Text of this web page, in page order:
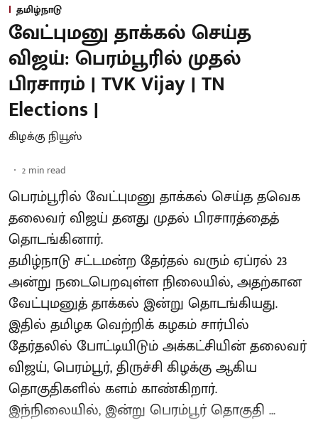
தமிழ்நாடு
வேட்புமனு தாக்கல் செய்த
விஜய்: பெரம்பூரில் முதல்
பிரசாரம் | TVK Vijay | TN
Elections |
கிழக்கு நியூஸ்
2 min read
பெரம்பூரில் வேட்புமனு தாக்கல் செய்த தவெக
தலைவர் விஜய் தனது முதல் பிரசாரத்தைத்
தொடங்கினார்.
தமிழ்நாடு சட்டமன்ற தேர்தல் வரும் ஏப்ரல் 23
அன்று நடைபெறவுள்ள நிலையில், அதற்கான
வேட்புமனுத் தாக்கல் இன்று தொடங்கியது.
இதில் தமிழக வெற்றிக் கழகம் சார்பில்
தேர்தலில் போட்டியிடும் அக்கட்சியின் தலைவர்
விஜய், பெரம்பூர், திருச்சி கிழக்கு ஆகிய
தொகுதிகளில் களம் காண்கிறார்.
இந்நிலையில், இன்று பெரம்பூர் தொகுதி ...